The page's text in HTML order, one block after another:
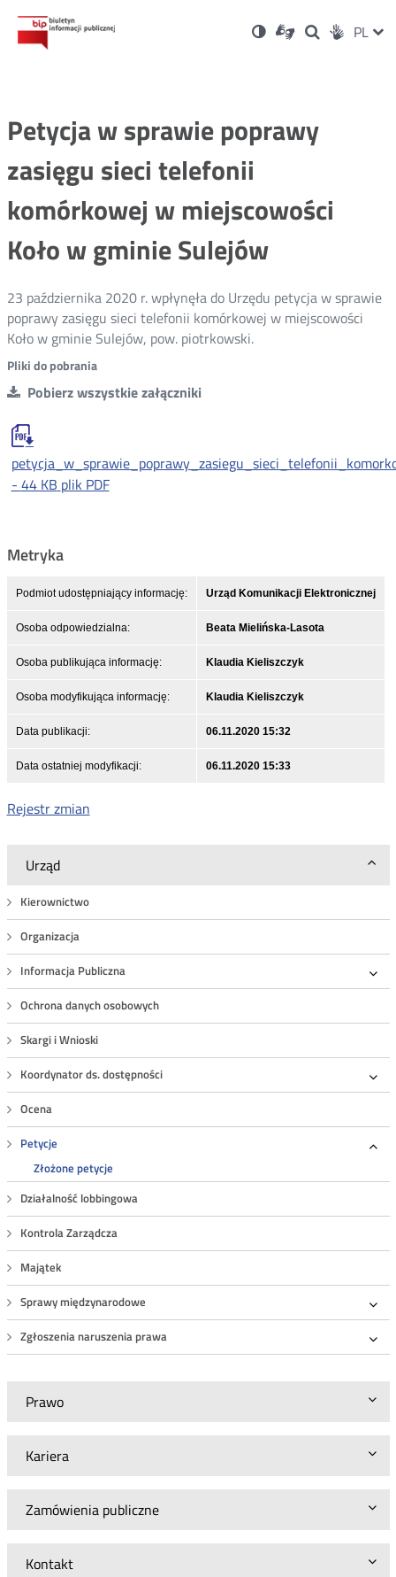
Ustawienia
Wersja
kontrastowa
Dla
niesłyszących
OtwórzOtwórz
w
Otwórz
w
Social PL
Urząd
Kierownictwo
Organizacja
Informacja Publiczna
Ochrona danych osobowych
Skargi i Wnioski
Koordynator ds. dostępności
Ocena
Petycje
Złożone petycje
Działalność lobbingowa
Kontrola Zarządcza
Majątek
Sprawy międzynarodowe
Zgłoszenia naruszenia prawa
Prawo
Kariera
Zamówienia publiczne
Kontakt
Petycja w sprawie poprawy
zasięgu sieci telefonii
komórkowej w miejscowości
Koło w gminie Sulejów
23 października 2020 r. wpłynęła do Urzędu petycja w sprawie
poprawy zasięgu sieci telefonii komórkowej w miejscowości
Koło w gminie Sulejów, pow. piotrkowski.
Pliki do pobrania
Pobierz wszystkie załączniki
- 44 KB plik PDF
Metryka
Podmiot udostępniający informację: Urząd Komunikacji Elektronicznej
Osoba odpowiedzialna: Beata Mielińska-Lasota
Osoba publikująca informację: Klaudia Kieliszczyk
Osoba modyfikująca informację: Klaudia Kieliszczyk
Data publikacji: 06.11.2020 15:32
Data ostatniej modyfikacji: 06.11.2020 15:33
Rejestr zmian